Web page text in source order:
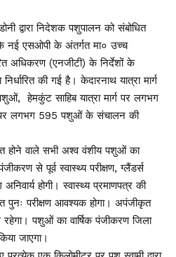
द्वारा निदेशक पशुपालन को संबोधित
नई एसओपी के अंतर्गत मा० उच्च
अधिकरण (एनजीटी) के निर्देशों के
की गई है। केदारनाथ यात्रा मार्ग
हेमकुंट साहिब यात्रा मार्ग पर लगभग
पर लगभग 595 पशुओं के संचालन की
होने वाले सभी अश्व वंशीय पशुओं का
से पूर्व स्वास्थ्य परीक्षण, ग्लैंडर्स
होगी। स्वास्थ्य प्रमाणपत्र की
पुनः परीक्षण आवश्यक होगा। अपंजीकृत
पशुओं का वार्षिक पंजीकरण जिला
जाएगा।